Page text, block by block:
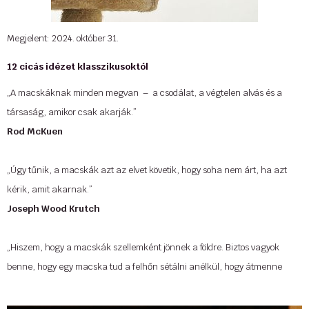
Megjelent: 2024. október 31.
12 cicás idézet klasszikusoktól
„A macskáknak minden megvan – a csodálat, a végtelen alvás és a
társaság, amikor csak akarják.”
Rod McKuen
„Úgy tűnik, a macskák azt az elvet követik, hogy soha nem árt, ha azt
kérik, amit akarnak.”
Joseph Wood Krutch
„Hiszem, hogy a macskák szellemként jönnek a földre. Biztos vagyok
benne, hogy egy macska tud a felhőn sétálni anélkül, hogy átmenne
Verne Gyula